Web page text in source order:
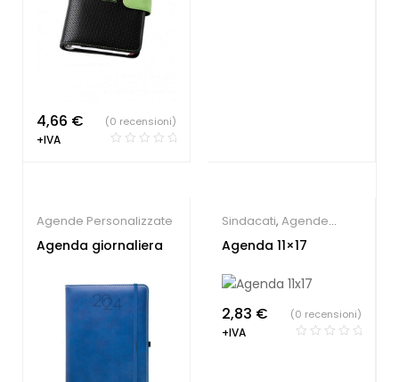
4,66 €
+IVA
(0 recensioni)
Agende Personalizzate
Agenda giornaliera
Sindacati, Agende
Personalizzate
Agenda 11×17
2,83 €
+IVA
(0 recensioni)